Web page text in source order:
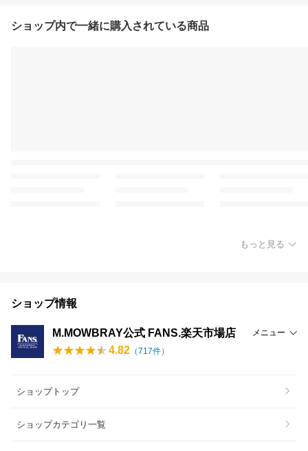
ショップ内で一緒に購入されている商品
もっと見る
ショップ情報
M.MOWBRAY公式 FANS.楽天市場店 メニュー
4.82 （717件）
ショップトップ
ショップカテゴリ一覧